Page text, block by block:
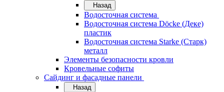
Назад
Водосточная система
Водосточная система Döcke (Деке)
пластик
Водосточная система Starke (Старк)
металл
Элементы безопасности кровли
Кровельные софиты
Сайдинг и фасадные панели
Назад